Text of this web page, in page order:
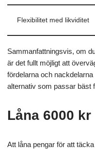
Flexibilitet med likviditet
Sammanfattningsvis, om
är det fullt möjligt att
fördelarna och
alternativ som passar bäst
Låna 6000 kr
Att låna pengar för att